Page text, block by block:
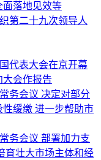
面落地见效等
第二十九次领导人
代表大会在京开幕
大会作报告
务会议 决定对部分
缓缴 进一步帮助市
务会议 部署加力支
育壮大市场主体和经